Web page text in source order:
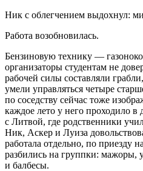
Ник с облегчением выдохнул:
Работа возобновилась.
Бензиновую технику —
организаторы студентам не
рабочей силы составляли
умели управляться четыре
по соседству сейчас тоже
каждое лето у него проходило в
с Литвой, где родственники
Ник, Аскер и Луиза
работала отдельно, по приезду
разбились на группки:
и балбесы.